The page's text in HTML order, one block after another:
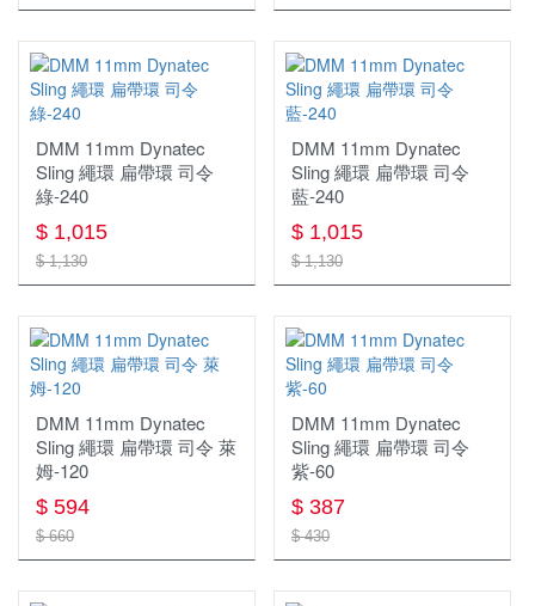
扣具
腰帶
吹箭
DMM 11mm Dynatec
Sling 繩環 扁帶環 司令
綠-240
$ 1,015
$ 1,130
DMM 11mm Dynatec
Sling 繩環 扁帶環 司令
藍-240
$ 1,015
$ 1,130
DMM 11mm Dynatec
Sling 繩環 扁帶環 司令 萊
姆-120
$ 594
$ 660
DMM 11mm Dynatec
Sling 繩環 扁帶環 司令
紫-60
$ 387
$ 430